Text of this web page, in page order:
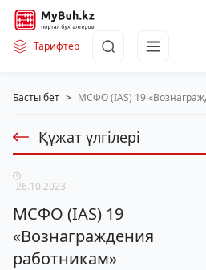
Тарифтер
Басты бет > МСФО (IAS) 19
Құжат үлгілері
26.10.2023
МСФО (IAS) 19
«Вознаграждения
работникам»